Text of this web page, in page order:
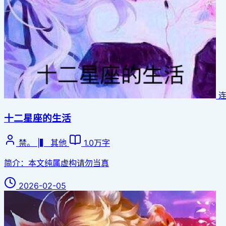
十二星座的生活
禁。 |▍ 其他
1.0万字
简介：本文纯属虚构请勿当真
2026-02-05